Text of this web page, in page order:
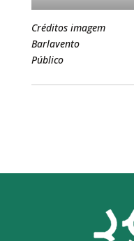
Créditos imagem
Barlavento
Público